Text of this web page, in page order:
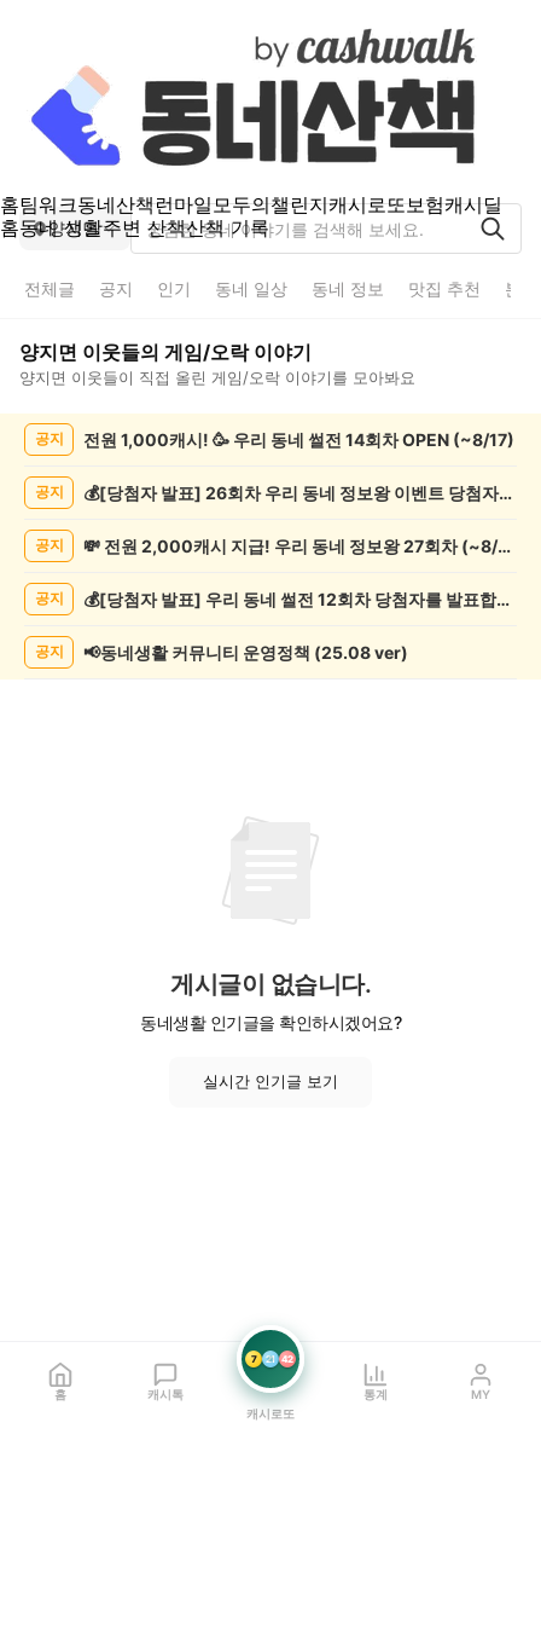
홈팀워크동네산책런마일모두의챌린지캐시로또보험캐시딜
홈동네 생활주변 산책산책 기록
양지면
전체글 공지 인기 동네 일상 동네 정보 맛집 추천 분
양지면 이웃들의 게임/오락이야기
양지면 이웃들이 직접 올린 게임/오락 이야기를 모아봐요
록
공지 전원 1,000캐시! 🥳 우리 동네 썰전 14회차 OPEN (~8/17)
공지 💰[당첨자 발표] 26회차 우리 동네 정보왕 이벤트 당첨자를 발표합니다!
공지 💸 전원 2,000캐시 지급! 우리 동네 정보왕 27회차 (~8/10)
공지 💰[당첨자 발표] 우리 동네 썰전 12회차 당첨자를 발표합니다!
공지 📢동네생활 커뮤니티 운영정책 (25.08 ver)
게시글이 없습니다.
동네생활 인기글을 확인하시겠어요?
실시간 인기글 보기
홈 캐시톡
7 21 42
캐시로또
통계 MY